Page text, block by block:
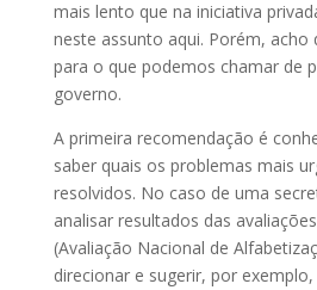
mais lento que na iniciativa
neste assunto aqui. Porém, acho
para o que podemos chamar de
governo.
A primeira recomendação é
saber quais os problemas mais
resolvidos. No caso de uma
analisar resultados das
(Avaliação Nacional de
direcionar e sugerir, por